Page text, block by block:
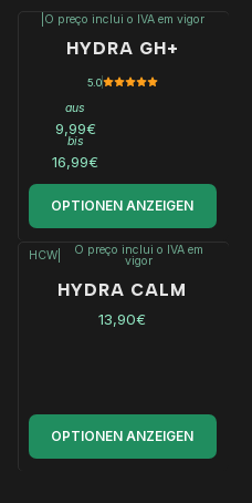
O preço inclui o IVA em vigor
HYDRA GH+
5.0
aus
9,99€
bis
16,99€
OPTIONEN ANZEIGEN
HCW O preço inclui o IVA em
vigor
HYDRA CALM
13,90€
OPTIONEN ANZEIGEN